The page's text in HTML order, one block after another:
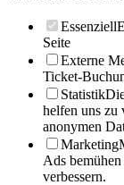
Essenziell
Seite
Externe
Ticket-
Statistik
helfen uns zu
anonymen
Marketing
Ads
verbessern.